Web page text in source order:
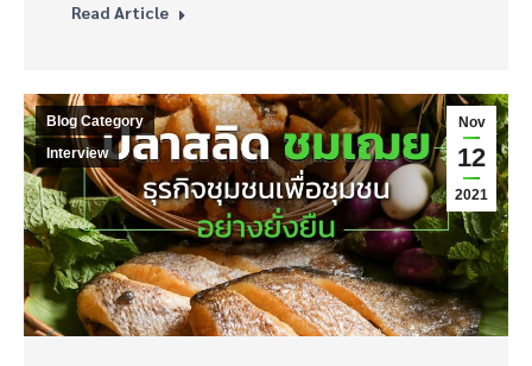
Read Article
Nov
12
2021
Blog Category
Interview